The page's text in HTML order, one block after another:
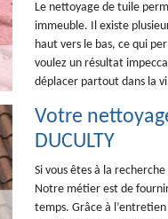
Le nettoyage de tuile
immeuble. Il existe
haut vers le bas, ce qui
voulez un résultat
déplacer partout dans la
Votre
DUCULTY
Si vous êtes à la
Notre métier est de
temps. Grâce à